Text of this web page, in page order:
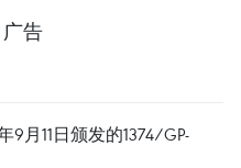
广告
月11日颁发的1374/GP-